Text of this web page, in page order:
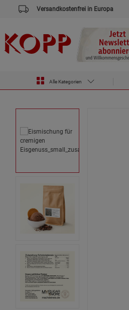
Versandkostenfrei in Europa
Alle Kategorien
Zur Startseite des Kopp Verlag Online-Shop
Lebensmittel Eismischung